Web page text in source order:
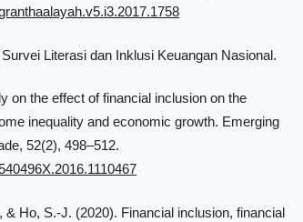
Literasi dan Inklusi Keuangan Nasional.
on the effect of financial inclusion on the
inequality and economic growth. Emerging
52(2), 498–512.
& Ho, S.-J. (2020). Financial inclusion, financial